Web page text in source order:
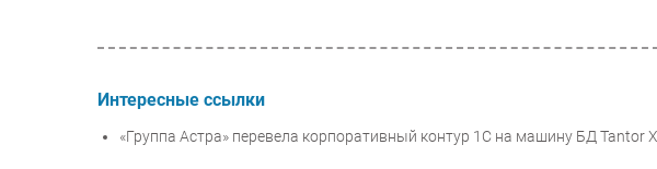
Интересные ссылки
«Группа Астра» перевела корпоративный контур 1С на машину БД Tantor